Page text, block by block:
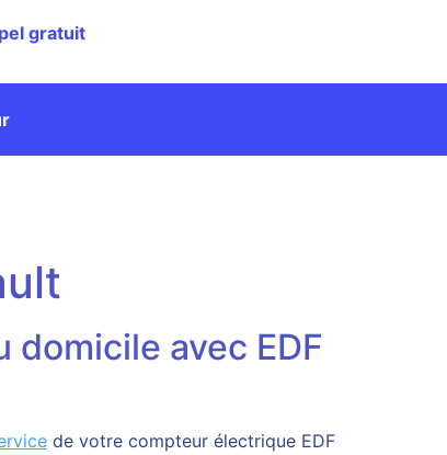
gratuit
avec EDF
de votre compteur électrique EDF